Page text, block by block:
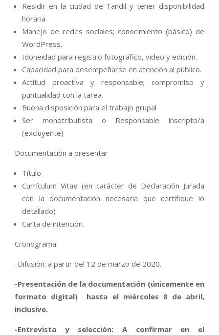
Residir en la ciudad de Tandil y tener disponibilidad
horaria.
Manejo de redes sociales; conocimiento (básico) de
WordPress.
Idoneidad para registro fotográfico, video y edición.
Capacidad para desempeñarse en atención al público.
Actitud proactiva y responsable; compromiso y
puntualidad con la tarea.
Buena disposición para el trabajo grupal
Ser monotributista o Responsable inscripto/a
(excluyente)
Documentación a presentar
Título
Currículum Vitae (en carácter de Declaración Jurada
con la documentación necesaria que certifique lo
detallado)
Carta de intención.
Cronograma:
-Difusión: a partir del 12 de marzo de 2020.
-Presentación de la documentación (únicamente en
formato digital) hasta el miércoles 8 de abril,
inclusive.
-Entrevista y selección: A confirmar en el